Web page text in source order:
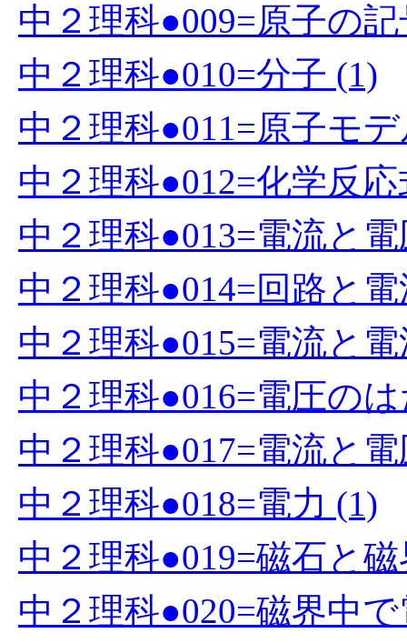
中２理科●009=原子の記
中２理科●010=分子 (1)
中２理科●011=原子モ
中２理科●012=化学反応
中２理科●013=電流と電
中２理科●014=回路と電
中２理科●015=電流と
中２理科●016=電圧の
中２理科●017=電流と
中２理科●018=電力 (1)
中２理科●019=磁石と磁
中２理科●020=磁界中